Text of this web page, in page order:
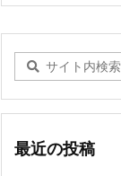
最近の投稿